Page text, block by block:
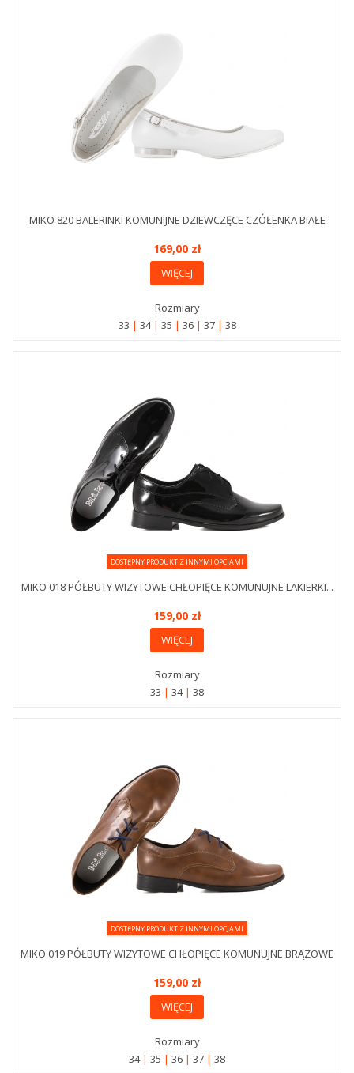
MIKO 820 BALERINKI KOMUNIJNE DZIEWCZĘCE CZÓŁENKA BIAŁE
169,00 zł
WIĘCEJ
Rozmiary
33
34 35 36 37 38
DOSTĘPNY PRODUKT Z INNYMI OPCJAMI
MIKO 018 PÓŁBUTY WIZYTOWE CHŁOPIĘCE KOMUNUJNE LAKIERKI...
159,00 zł
WIĘCEJ
Rozmiary
33
34 38
DOSTĘPNY PRODUKT Z INNYMI OPCJAMI
MIKO 019 PÓŁBUTY WIZYTOWE CHŁOPIĘCE KOMUNUJNE BRĄZOWE
159,00 zł
WIĘCEJ
Rozmiary
34
35 36 37 38